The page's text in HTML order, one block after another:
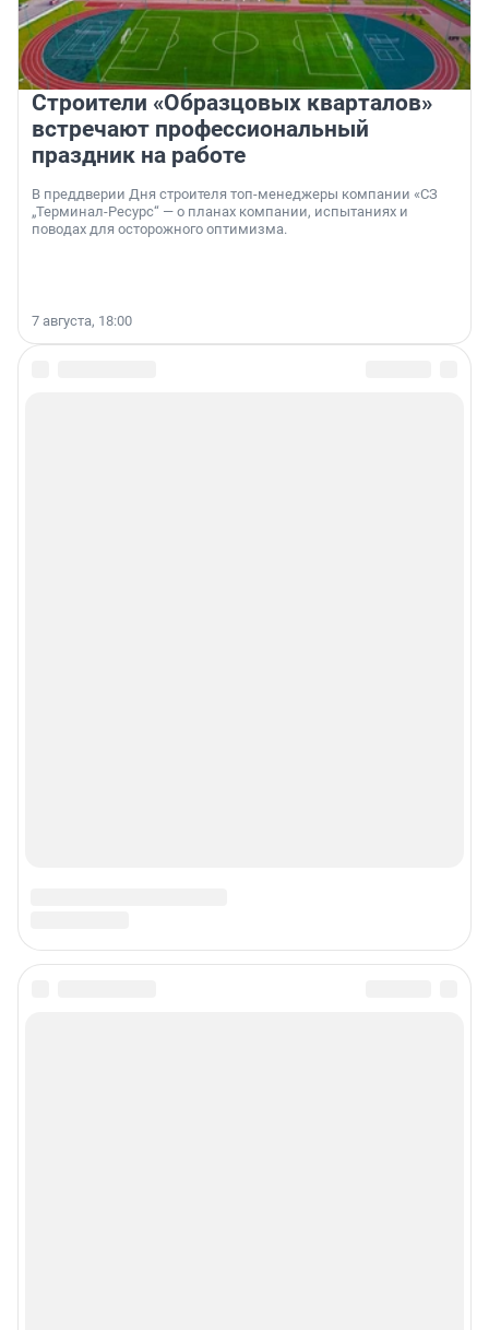
Строители «Образцовых кварталов»
встречают профессиональный
праздник на работе
В преддверии Дня строителя топ-менеджеры компании «СЗ
„Терминал-Ресурс“ — о планах компании, испытаниях и
поводах для осторожного оптимизма.
7 августа, 18:00